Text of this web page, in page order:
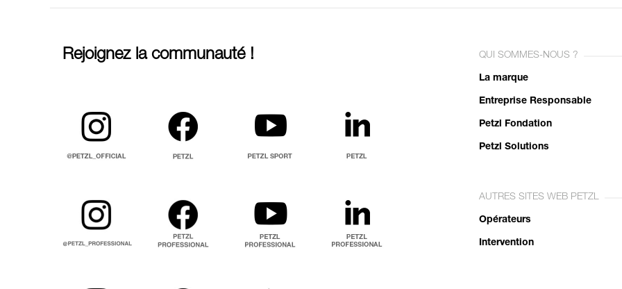
Rejoignez la communauté ! QUI SOMMES-NOUS ?
La marque
Entreprise Responsable
Petzl Fondation
Petzl Solutions
AUTRES SITES WEB PETZL
Opérateurs
Intervention